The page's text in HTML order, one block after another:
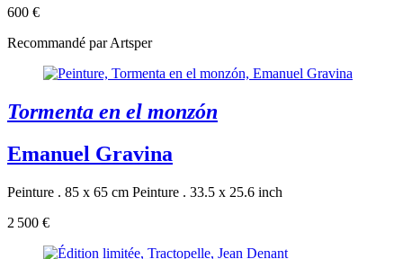
600 €
Recommandé par Artsper
Tormenta en el monzón
Emanuel Gravina
Peinture . 85 x 65 cm Peinture . 33.5 x 25.6 inch
2 500 €